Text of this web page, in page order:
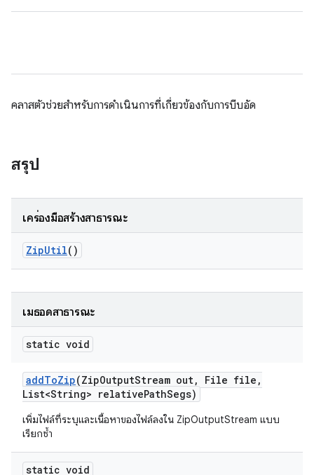
คลาสตัวช่วยสำหรับการดำเนินการที่เกี่ยวข้องกับการบีบอัด
สรุป
เครื่องมือสร้างสาธารณะ
ZipUtil()
เมธอดสาธารณะ
static void
addToZip(ZipOutputStream out, File file ,
List<String> relativePathSegs)
เพิ่มไฟล์ที่ระบุและเนื้อหาของไฟล์ลงใน ZipOutputStream แบบ
เรียกซ้ำ
static void